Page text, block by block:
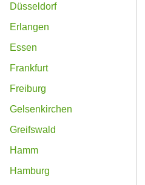
Düsseldorf
Erlangen
Essen
Frankfurt
Freiburg
Gelsenkirchen
Greifswald
Hamm
Hamburg